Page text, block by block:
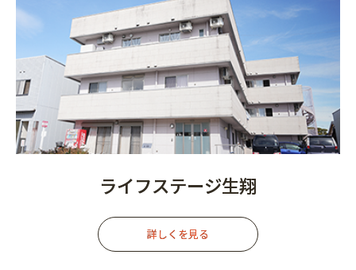
ライフステージ生翔
詳しくを見る